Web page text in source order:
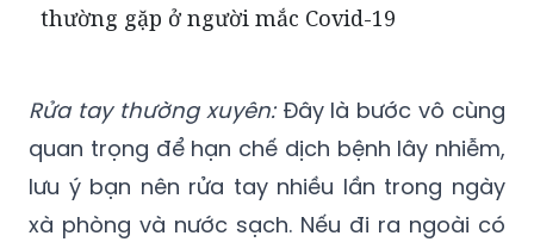
Rửa tay thường xuyên: Đây là bước vô cùng
quan trọng để hạn chế dịch bệnh lây nhiễm,
lưu ý bạn nên rửa tay nhiều lần trong ngày
xà phòng và nước sạch. Nếu đi ra ngoài có